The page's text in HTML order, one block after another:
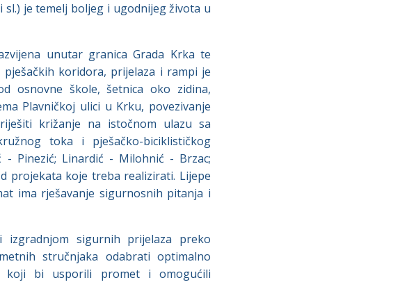
je temelj boljeg i ugodnijeg života u
unutar granica Grada Krka te
koridora, prijelaza i rampi je
osnovne škole, šetnica oko zidina,
Plavničkoj ulici u Krku, povezivanje
križanje na istočnom ulazu sa
toka i pješačko-biciklističkog
Pinezić; Linardić - Milohnić - Brzac;
projekata koje treba realizirati. Lijepe
ima rješavanje sigurnosnih pitanja i
izgradnjom sigurnih prijelaza preko
stručnjaka odabrati optimalno
koji bi usporili promet i omogućili